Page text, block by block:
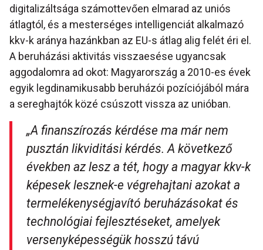
digitalizáltsága számottevően elmarad az uniós
átlagtól, és a mesterséges intelligenciát alkalmazó
kkv-k aránya hazánkban az EU-s átlag alig felét éri el.
A beruházási aktivitás visszaesése ugyancsak
aggodalomra ad okot: Magyarország a 2010-es évek
egyik legdinamikusabb beruházói pozíciójából mára
a sereghajtók közé csúszott vissza az unióban.
„A finanszírozás kérdése ma már nem
pusztán likviditási kérdés. A következő
években az lesz a tét, hogy a magyar kkv-k
képesek lesznek-e végrehajtani azokat a
termelékenységjavító beruházásokat és
technológiai fejlesztéseket, amelyek
versenyképességük hosszú távú